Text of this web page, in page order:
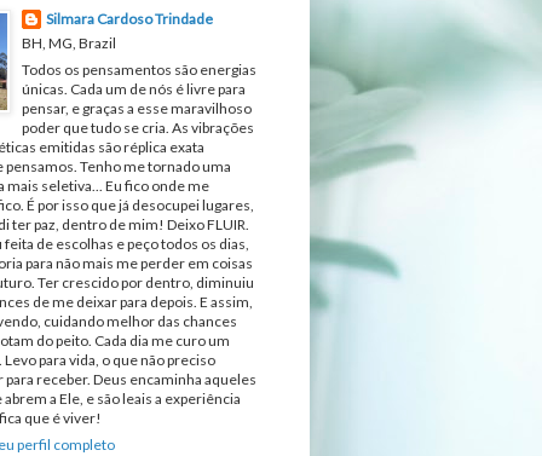
Silmara Cardoso Trindade
BH, MG, Brazil
Todos os pensamentos são energias
únicas. Cada um de nós é livre para
pensar, e graças a esse maravilhoso
poder que tudo se cria. As vibrações
emitidas são réplica exata
pensamos. Tenho me tornado uma
mais seletiva... Eu fico onde me
É por isso que já desocupei lugares,
ter paz, dentro de mim! Deixo FLUIR.
feita de escolhas e peço todos os dias,
para não mais me perder em coisas
Ter crescido por dentro, diminuiu
de me deixar para depois. E assim,
cuidando melhor das chances
do peito. Cada dia me curo um
Levo para vida, o que não preciso
para receber. Deus encaminha aqueles
abrem a Ele, e são leais a experiência
que é viver!
perfil completo